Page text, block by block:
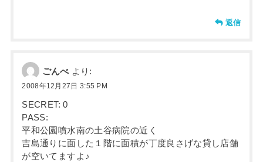
返信
ごんべ より:
2008年12月27日 3:55 PM
SECRET: 0
PASS:
平和公園噴水南の土谷病院の近く
吉島通りに面した１階に面積が丁度良さげな貸し店舗
が空いてますよ♪